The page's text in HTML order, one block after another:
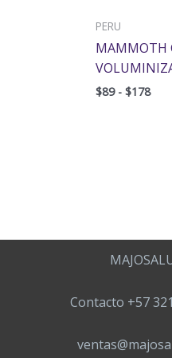
PERU
MAMMOTH
$89 - $178
Contacto +57